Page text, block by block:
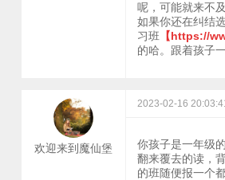
呢，可能就来不
如果你还在纠结
习班 【https://
的哈。跟着孩子
欢迎来到魔仙堡
2023-02-16
你孩子是一年级
翻来覆去的读，
的班随便报一个